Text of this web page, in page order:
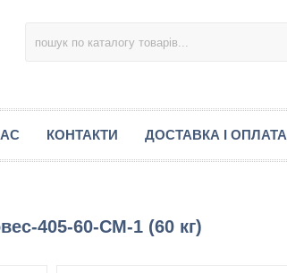
КОНТАКТИ ДОСТАВКА І ОПЛАТА
405-60-СМ-1 (60 кг)